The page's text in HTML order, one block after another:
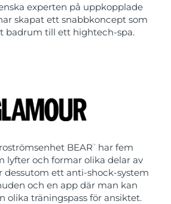
experten på uppkopplade
skapat ett snabbkoncept som
badrum till ett hightech-spa.
BEAR™
har fem
lyfter och formar olika delar av
dessutom ett anti-shock-system
och en app där man kan
olika träningspass för ansiktet.